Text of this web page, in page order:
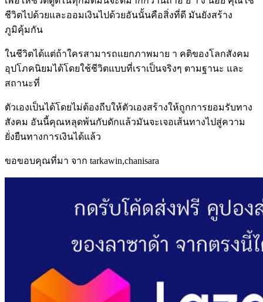
ชีวิตไปด้วยและออมเงินไปด้วยอันนั้นคือสิ่งที่ดี มันยังสร้าง
ภูมิคุ้มกัน
ในชีวิตได้แต่ถ้าใครสามารถแยกภาพมาย า คติของโลกสังคม
อุปโภคนิยมได้โดยใช้ชีวิตแบบที่เราเป็นจริงๆ ตามฐานะ และ
สถานะที่
ตัวเองเป็นได้โดยไม่ต้องถีบให้ตัวเองสร้างให้ถูกการยอมรับทาง
สังคม อันนี้คุณหลุดพ้นกับดักแล้วมันจะเจอเส้นทางไปสู่ความ
ยั่งยืนทางการเงินได้แล้ว
ขอขอบคุณที่มา จาก tarkawin,chanisara